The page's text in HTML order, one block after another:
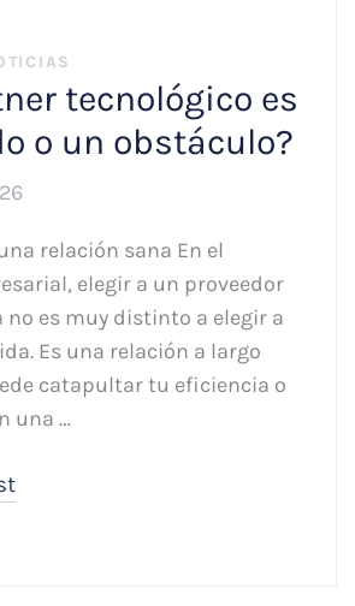
tecnológico es
o un obstáculo?
relación sana En el
elegir a un proveedor
no es muy distinto a elegir a
Es una relación a largo
catapultar tu eficiencia o
una …